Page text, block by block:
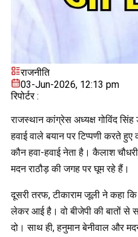
राजनीति
03-Jun-2026, 12:13 pm
रिपोर्टर :
राजस्थान कांग्रेस अध्यक्ष गोविंद
हवाई वाले बयान पर टिप्पणी करते
कौन हवा-हवाई नेता है। कैलाश
मदन राठौड़ की जगह पर घूम रहे हैं।
दूसरी तरफ, टीकाराम जूली ने कहा
लेकर आई है। वो बीजेपी की बातों से
दो। साथ ही, हनुमान बेनीवाल और